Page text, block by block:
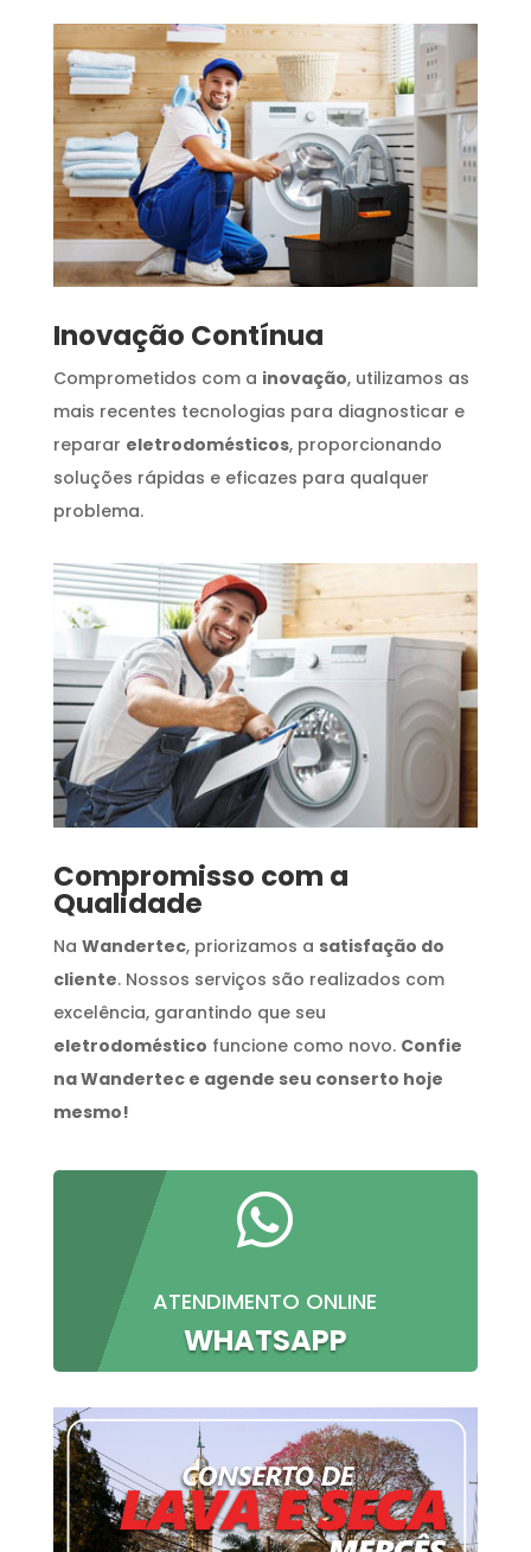
Inovação Contínua
Comprometidos com a inovação, utilizamos as
mais recentes tecnologias para diagnosticar e
reparar eletrodomésticos, proporcionando
soluções rápidas e eficazes para qualquer
problema.
Compromisso com a
Qualidade
Na Wandertec, priorizamos a satisfação do
cliente. Nossos serviços são realizados com
excelência, garantindo que seu
eletrodoméstico funcione como novo. Confie
na Wandertec e agende seu conserto hoje
mesmo!

ATENDIMENTO ONLINE
WHATSAPP